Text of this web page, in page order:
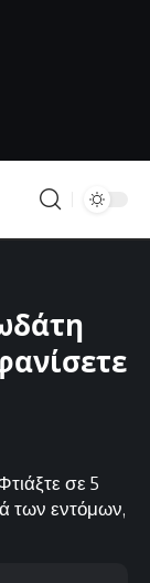
σε 5
των εντόμων,